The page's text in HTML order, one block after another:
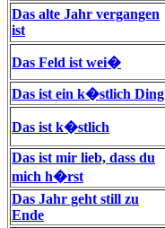
Das alte Jahr vergangen
ist
Das Feld ist wei�
Das ist ein k�stlich Ding
Das ist k�stlich
Das ist mir lieb, dass du
mich h�rst
Das Jahr geht still zu
Ende